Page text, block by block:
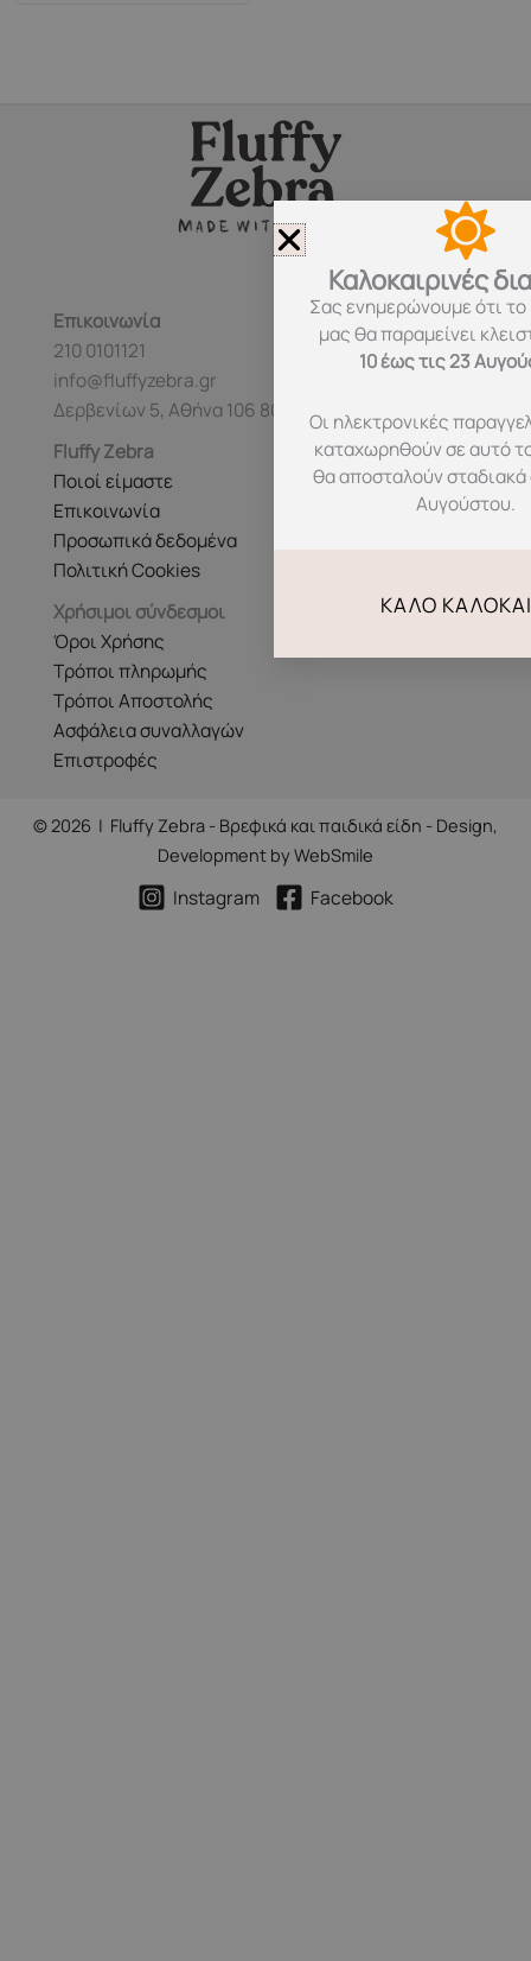
Επικοινωνία
210 0101121
info@fluffyzebra.gr
Δερβενίων 5, Αθήνα 106 80
Fluffy Zebra
Ποιοί είμαστε
Επικοινωνία
Προσωπικά δεδομένα
Πολιτική Cookies
Χρήσιμοι σύνδεσμοι
Όροι Χρήσης
Τρόποι πληρωμής
Τρόποι Αποστολής
Ασφάλεια συναλλαγών
Επιστροφές
© 2026 | Fluffy Zebra - Βρεφικά και παιδικά είδη - Design,
Development byWebSmile
Instagram Facebook
Καλοκαιρινές
Σας ενημερώνουμε ότι
μας θα παραμείνει
10 έως τις 23
Οι ηλεκτρονικές
καταχωρηθούν σε αυτό
θα αποσταλούν σταδιακά
Αυγούστου.
ΚΑΛΌ